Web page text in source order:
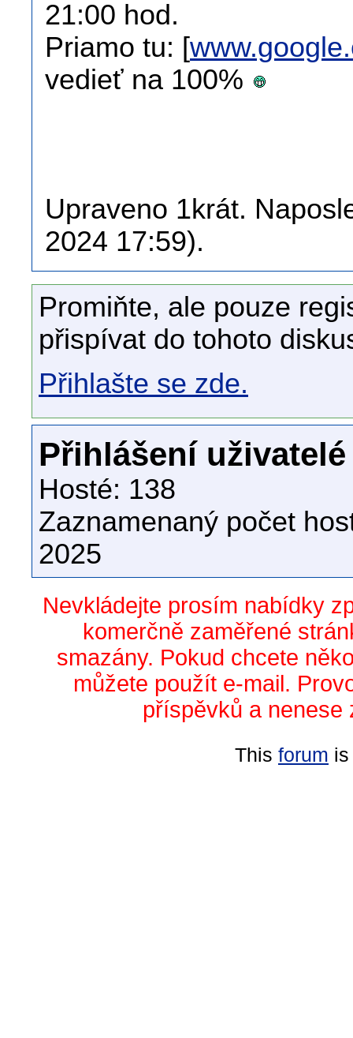
21:00 hod.
Priamo tu: [
vedieť na 100%
Upraveno 1krát.
2024 17:59).
Promiňte, ale pouze
přispívat do tohoto
Přihlašte se zde.
Přihlášení uživatelé
Hosté: 138
Zaznamenaný počet
2025
Nevkládejte prosím nabídky
komerčně zaměřené
smazány. Pokud chcete
můžete použít e-mail.
příspěvků a nenese
This forum